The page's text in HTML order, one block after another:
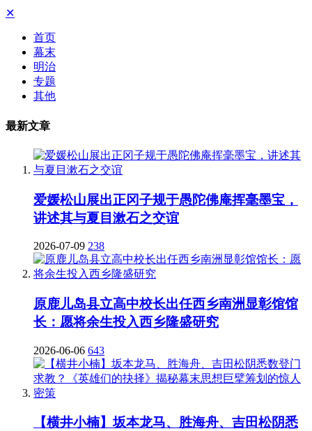
✕
首页
幕末
明治
专题
其他
最新文章
爱媛松山展出正冈子规于愚陀佛庵挥毫墨宝，
讲述其与夏目漱石之交谊
2026-07-09 238
原鹿儿岛县立高中校长出任西乡南洲显彰馆馆
长：愿将余生投入西乡隆盛研究
2026-06-06 643
【横井小楠】坂本龙马、胜海舟、吉田松阴悉